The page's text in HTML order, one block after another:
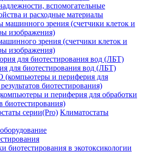
вспомогательные
и расходные материалы
зрения (счетчики клеток и
изображения)
для биотестирования вод (ЛБТ)
и периферия для обработки
биотестирования)
Климатостаты